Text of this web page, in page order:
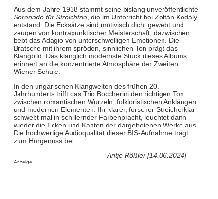
Aus dem Jahre 1938 stammt seine bislang unveröffentlichte
Serenade für Streichtrio, die im Unterricht bei Zoltán Kodály
entstand. Die Ecksätze sind motivisch dicht gewebt und
zeugen von kontrapunktischer Meisterschaft; dazwischen
bebt das Adagio von unterschwelligen Emotionen. Die
Bratsche mit ihrem spröden, sinnlichen Ton prägt das
Klangbild. Das klanglich modernste Stück dieses Albums
erinnert an die konzentrierte Atmosphäre der Zweiten
Wiener Schule.
In den ungarischen Klangwelten des frühen 20.
Jahrhunderts trifft das Trio Boccherini den richtigen Ton
zwischen romantischen Wurzeln, folkloristischen Anklängen
und modernen Elementen. Ihr klarer, forscher Streicherklar
schwebt mal in schillernder Farbenpracht, leuchtet dann
wieder die Ecken und Kanten der dargebotenen Werke aus.
Die hochwertige Audioqualität dieser BIS-Aufnahme trägt
zum Hörgenuss bei.
Antje Rößler [14.06.2024]
Anzeige